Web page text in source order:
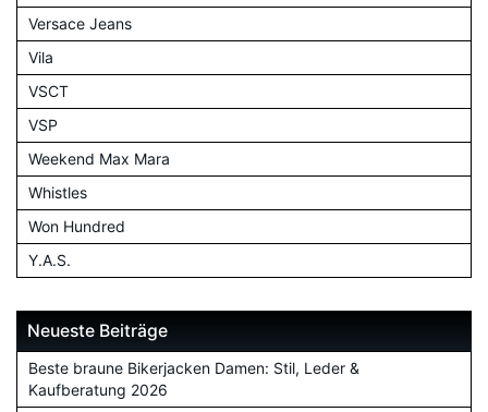
Versace Jeans
Vila
VSCT
VSP
Weekend Max Mara
Whistles
Won Hundred
Y.A.S.
Neueste Beiträge
Beste braune Bikerjacken Damen: Stil, Leder &
Kaufberatung 2026